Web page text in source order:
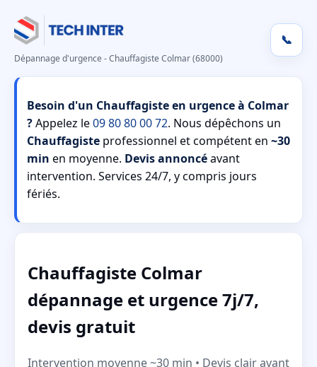
Dépannage d'urgence - Chauffagiste Colmar (68000)
📞
Besoin d'un Chauffagiste en urgence à Colmar
?Appelez le09 80 80 00 72. Nous dépêchons un
Chauffagiste professionnel et compétent en ~30
min en moyenne. Devis annoncéavant
intervention. Services 24/7, y compris jours
fériés.
Chauffagiste Colmar
dépannage et urgence 7j/7,
devis gratuit
Intervention moyenne ~30 min • Devis clair avant